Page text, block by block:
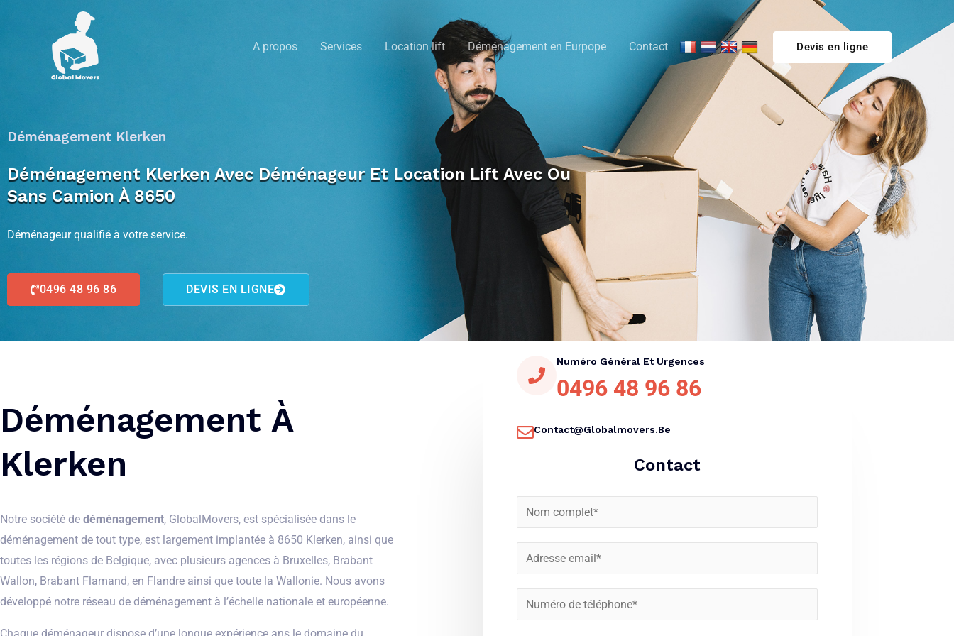
A propos Services Location lift Déménagement en Eurpope Contact Devis en ligne
Déménagement Klerken
Déménagement Klerken Avec Déménageur Et Location Lift Avec Ou
Sans Camion À 8650
Déménageur qualifié à votre service.
0496 48 96 86 DEVIS EN LIGNE
Déménagement À
Klerken
Notre société de déménagement, GlobalMovers, est spécialisée dans le
déménagement de tout type, est largement implantée à 8650 Klerken, ainsi que
toutes les régions de Belgique, avec plusieurs agences à Bruxelles, Brabant
Wallon, Brabant Flamand, en Flandre ainsi que toute la Wallonie. Nous avons
développé notre réseau de déménagement à l’échelle nationale et européenne.
Numéro Général Et Urgences
0496 48 96 86
Contact@globalmovers.be
Contact
o
m
m
a
u